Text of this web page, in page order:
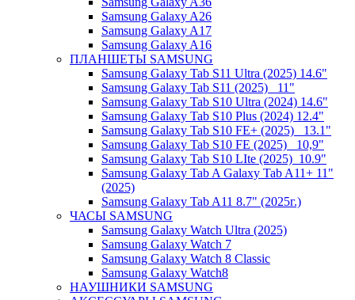
Samsung Galaxy A26
Samsung Galaxy A17
Samsung Galaxy A16
ПЛАНШЕТЫ SAMSUNG
Samsung Galaxy Tab S11 Ultra (2025) 14.6"
Samsung Galaxy Tab S11 (2025) _11"
Samsung Galaxy Tab S10 Ultra (2024) 14.6"
Samsung Galaxy Tab S10 Plus (2024) 12.4"
Samsung Galaxy Tab S10 FE+ (2025)_ 13.1"
Samsung Galaxy Tab S10 FE (2025)_ 10,9"
Samsung Galaxy Tab S10 LIte (2025)_10.9"
Samsung Galaxy Tab A Galaxy Tab A11+ 11"
(2025)
Samsung Galaxy Tab A11 8.7" (2025г.)
ЧАСЫ SAMSUNG
Samsung Galaxy Watch Ultra (2025)
Samsung Galaxy Watch 7
Samsung Galaxy Watch 8 Classic
Samsung Galaxy Watch8
НАУШНИКИ SAMSUNG